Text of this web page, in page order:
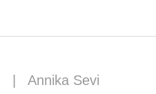
Annika Sevi